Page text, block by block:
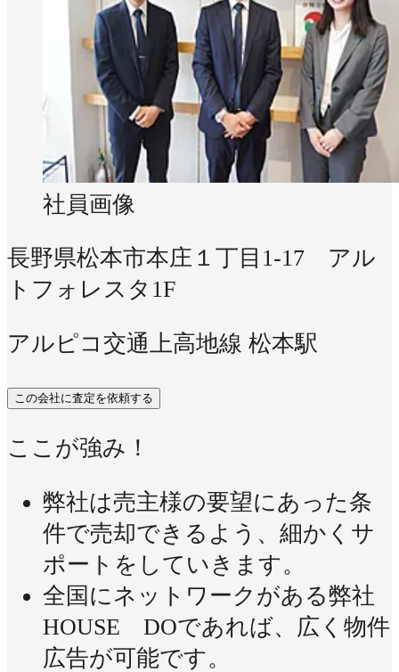
社員画像
長野県松本市本庄１丁目1-17 アル
トフォレスタ1F
アルピコ交通上高地線 松本駅
この会社に査定を依頼する
ここが強み！
弊社は売主様の要望にあった条
件で売却できるよう、細かくサ
ポートをしていきます。
全国にネットワークがある弊社
HOUSE DOであれば、広く物件
広告が可能です。